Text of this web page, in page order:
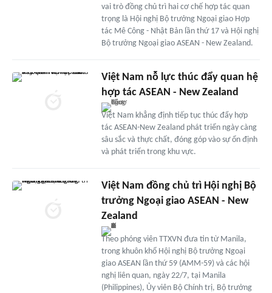
vai trò đồng chủ trì hai cơ chế hợp tác quan
trọng là Hội nghị Bộ trưởng Ngoại giao Hợp
tác Mê Công - Nhật Bản lần thứ 17 và Hội nghị
Bộ trưởng Ngoại giao ASEAN - New Zealand.
Việt Nam nỗ lực thúc đẩy quan hệ
hợp tác ASEAN - New Zealand
Việt Nam khẳng định tiếp tục thúc đẩy hợp
tác ASEAN-New Zealand phát triển ngày càng
sâu sắc và thực chất, đóng góp vào sự ổn định
và phát triển trong khu vực.
Việt Nam đồng chủ trì Hội nghị Bộ
trưởng Ngoại giao ASEAN - New
Zealand
Theo phóng viên TTXVN đưa tin từ Manila,
trong khuôn khổ Hội nghị Bộ trưởng Ngoại
giao ASEAN lần thứ 59 (AMM-59) và các hội
nghị liên quan, ngày 22/7, tại Manila
(Philippines), Ủy viên Bộ Chính trị, Bộ trưởng